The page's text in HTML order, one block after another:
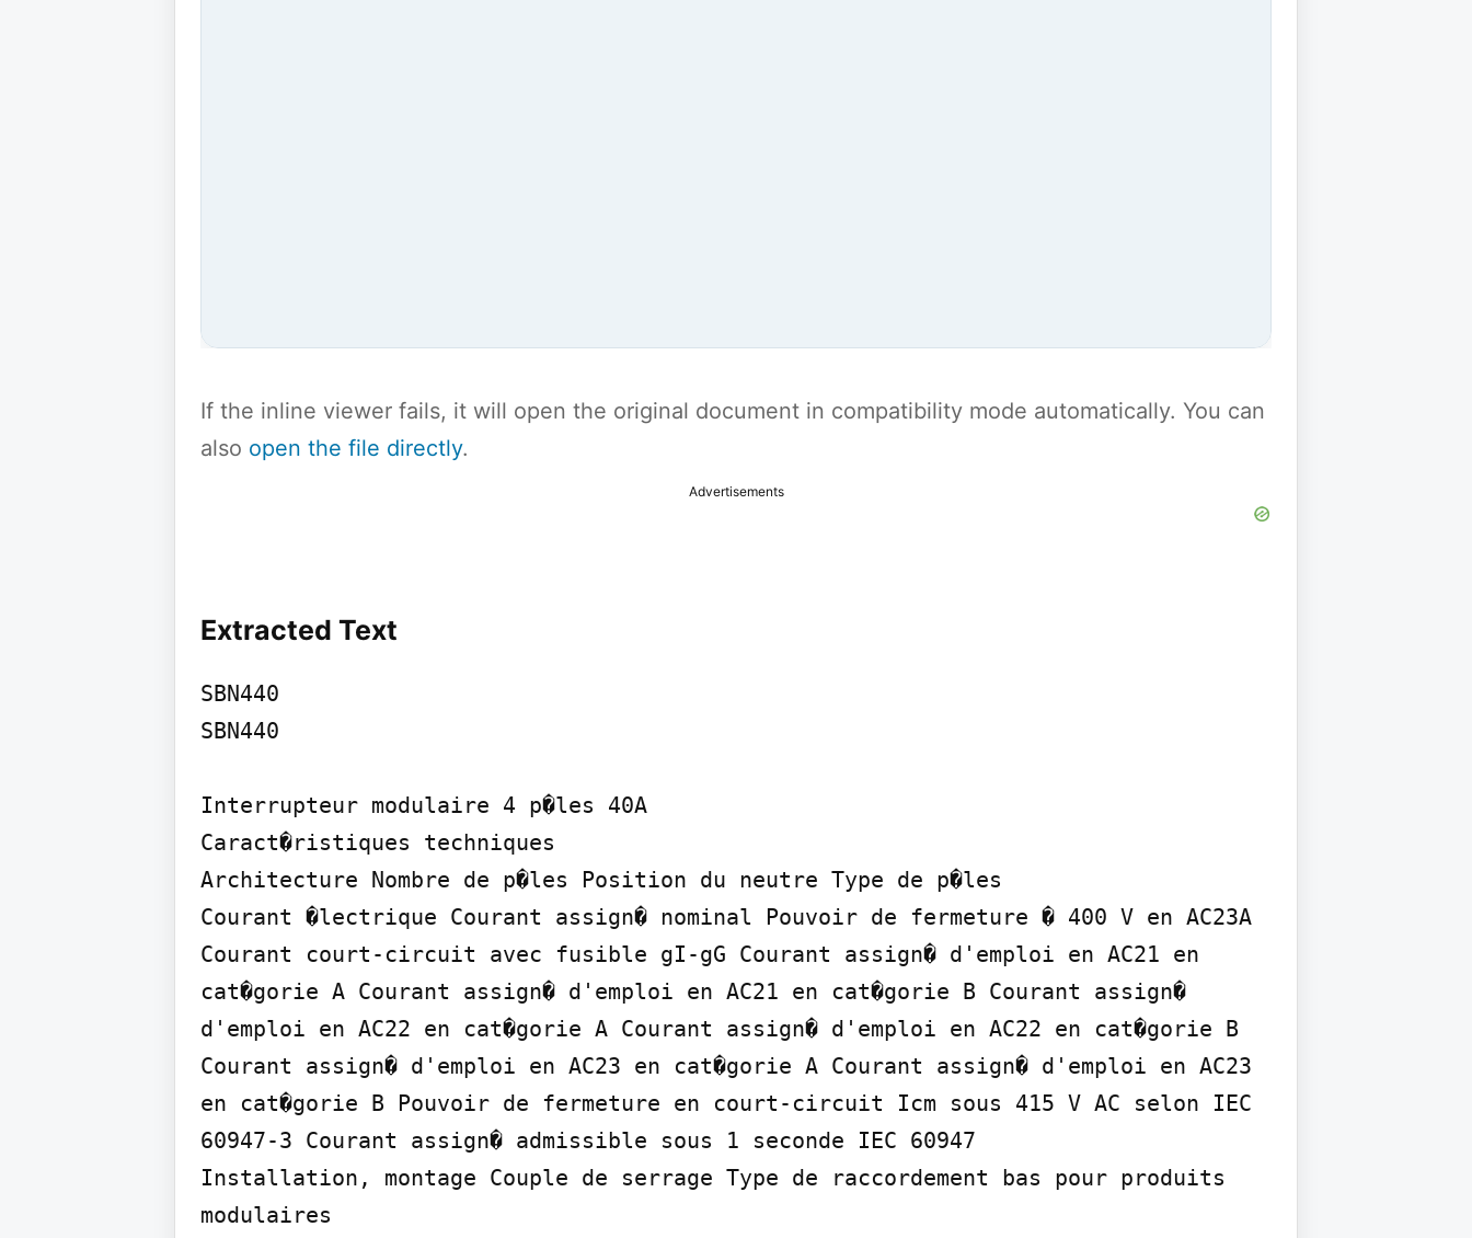
If the inline viewer fails, it will open the original document in compatibility mode automatically. You can
also open the file directly.
Advertisements
Extracted Text
SBN440
SBN440
Interrupteur modulaire 4 p�les 40A
Caract�ristiques techniques
Architecture Nombre de p�les Position du neutre Type de p�les
Courant �lectrique Courant assign� nominal Pouvoir de fermeture � 400 V en AC23A
Courant court-circuit avec fusible gI-gG Courant assign� d'emploi en AC21 en
cat�gorie A Courant assign� d'emploi en AC21 en cat�gorie B Courant assign�
d'emploi en AC22 en cat�gorie A Courant assign� d'emploi en AC22 en cat�gorie B
Courant assign� d'emploi en AC23 en cat�gorie A Courant assign� d'emploi en AC23
en cat�gorie B Pouvoir de fermeture en court-circuit Icm sous 415 V AC selon IEC
60947-3 Courant assign� admissible sous 1 seconde IEC 60947
Installation, montage Couple de serrage Type de raccordement bas pour produits
modulaires